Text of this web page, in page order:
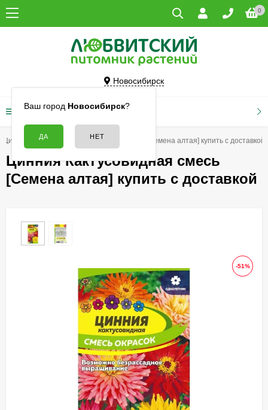
0
Новосибирск
Ваш город Новосибирск?
КАТАЛОГ ТОВАРОВ
Цинния Цинния Кактусовидная смесь [Семена алтая] купить с доставкой
Цинния Кактусовидная смесь
[Семена алтая] купить с доставкой
-51%